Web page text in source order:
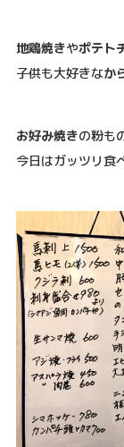
地鶏焼きやポテト
子供も大好きなか
お好み焼きの粉も
今日はガッツリ食